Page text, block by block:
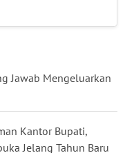
Jawab Mengeluarkan
Kantor Bupati,
Jelang Tahun Baru